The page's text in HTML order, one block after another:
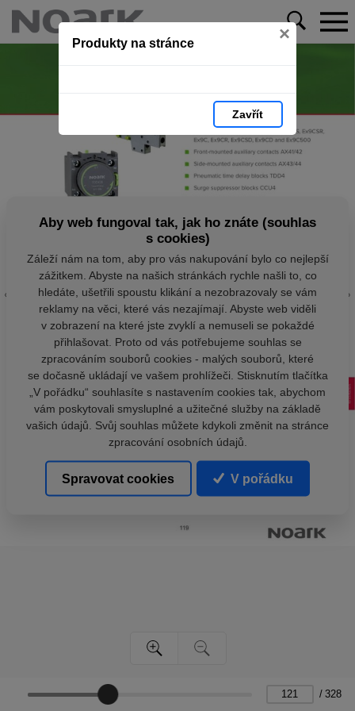
Produkty na stránce ×
Zavřít
/ 328
Aby web fungoval tak, jak ho znáte (souhlas
s cookies)
Záleží nám na tom, aby pro vás nakupování bylo co nejlepší
zážitkem. Abyste na našich stránkách rychle našli to, co
hledáte, ušetřili spoustu klikání a nezobrazovaly se vám
reklamy na věci, které vás nezajímají. Abyste web viděli
v zobrazení na které jste zvyklí a nemuseli se pokaždé
přihlašovat. Proto od vás potřebujeme souhlas se
zpracováním souborů cookies - malých souborů, které
se dočasně ukládají ve vašem prohlížeči. Stisknutím tlačítka
„V pořádku“ souhlasíte s nastavením cookies tak, abychom
vám poskytovali smysluplné a užitečné služby na základě
vašich údajů. Svůj souhlas můžete kdykoli změnit na stránce
zpracování osobních údajů.
Spravovat cookies V pořádku